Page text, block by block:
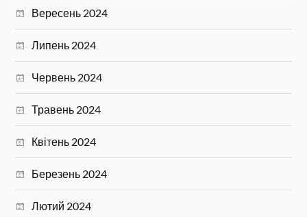
Вересень 2024
Липень 2024
Червень 2024
Травень 2024
Квітень 2024
Березень 2024
Лютий 2024